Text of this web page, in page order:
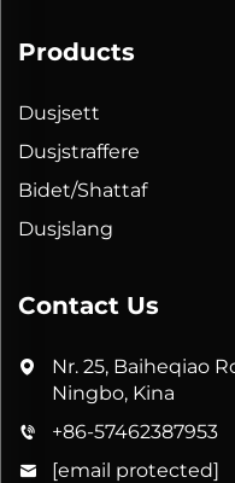
Products
Dusjsett
Dusjstraffere
Bidet/Shattaf
Dusjslang
Contact Us
Nr. 25, Baiheqiao
Ningbo, Kina
+86-57462387953
[email protected]